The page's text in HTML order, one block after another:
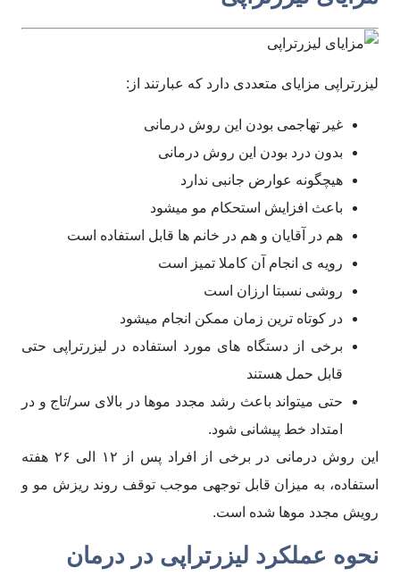
لیزرتراپی مزایای متعددی دارد که عبارتند از:
غیر تهاجمی بودن این روش درمانی
بدون درد بودن این روش درمانی
هیچگونه عوارض جانبی ندارد
باعث افزایش استحکام مو میشود
هم در آقایان و هم در خانم ها قابل استفاده است
رویه ی انجام آن کاملا تمیز است
روشی نسبتا ارزان است
در کوتاه ترین زمان ممکن انجام میشود
برخی از دستگاه های مورد استفاده در لیزرتراپی حتی
قابل حمل هستند
حتی میتواند باعث رشد مجدد موها در بالای سر/تاج و در
امتداد خط پیشانی شود.
این روش درمانی در برخی از افراد پس از ۱۲ الی ۲۶ هفته
استفاده، به میزان قابل توجهی موجب توقف روند ریزش مو و
رویش مجدد موها شده است.
نحوه عملکرد لیزرتراپی در درمان